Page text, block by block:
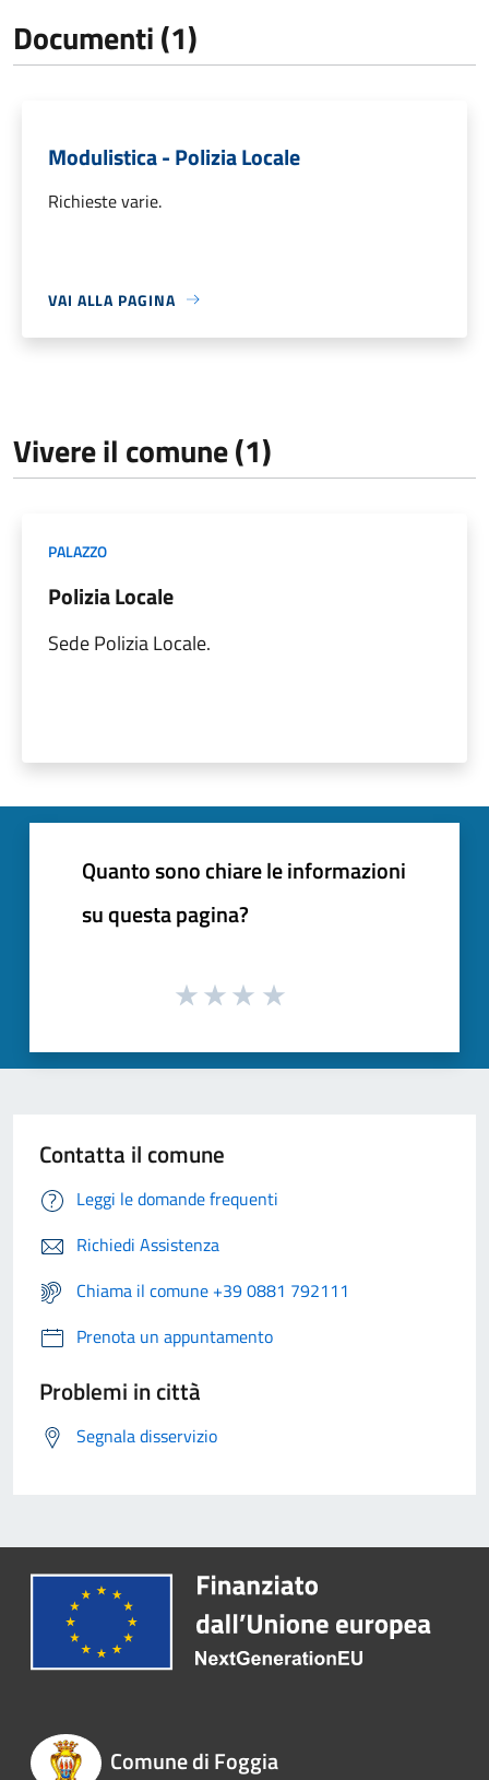
Documenti (1)
Modulistica - Polizia Locale
Richieste varie.
VAI ALLA PAGINA
Vivere il comune (1)
PALAZZO
Polizia Locale
Sede Polizia Locale.
Quanto sono chiare le informazioni
su questa pagina?
Contatta il comune
Leggi le domande frequenti
Richiedi Assistenza
Chiama il comune +39 0881 792111
Prenota un appuntamento
Problemi in città
Segnala disservizio
Comune di Foggia